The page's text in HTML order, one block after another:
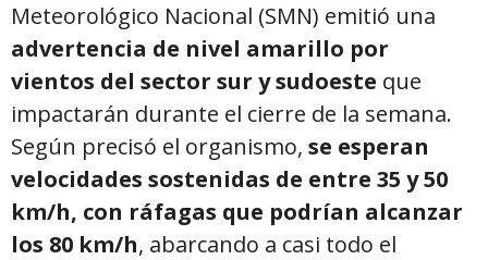
Meteorológico Nacional (SMN) emitió una
advertencia de nivel amarillo por
vientos del sector sur y sudoeste que
impactarán durante el cierre de la semana.
Según precisó el organismo, se esperan
velocidades sostenidas de entre 35 y 50
km/h, con ráfagas que podrían alcanzar
los 80 km/h, abarcando a casi todo el